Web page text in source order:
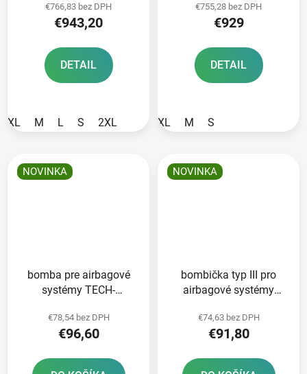
červená 2026
€766,83 bez DPH
€943,20
DETAIL
XL M L S 2XL
červená 2025
€755,28 bez DPH
€929
DETAIL
XL M S
NOVINKA
bomba pre airbagové
systémy TECH-
ALPINESTARS 1ks
€78,54 bez DPH
€96,60
NOVINKA
bombička typ III pro
airbagové systémy
ALPINESTARS 1 ks
€74,63 bez DPH
€91,80